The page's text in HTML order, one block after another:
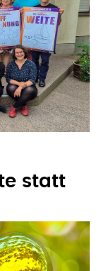
statt